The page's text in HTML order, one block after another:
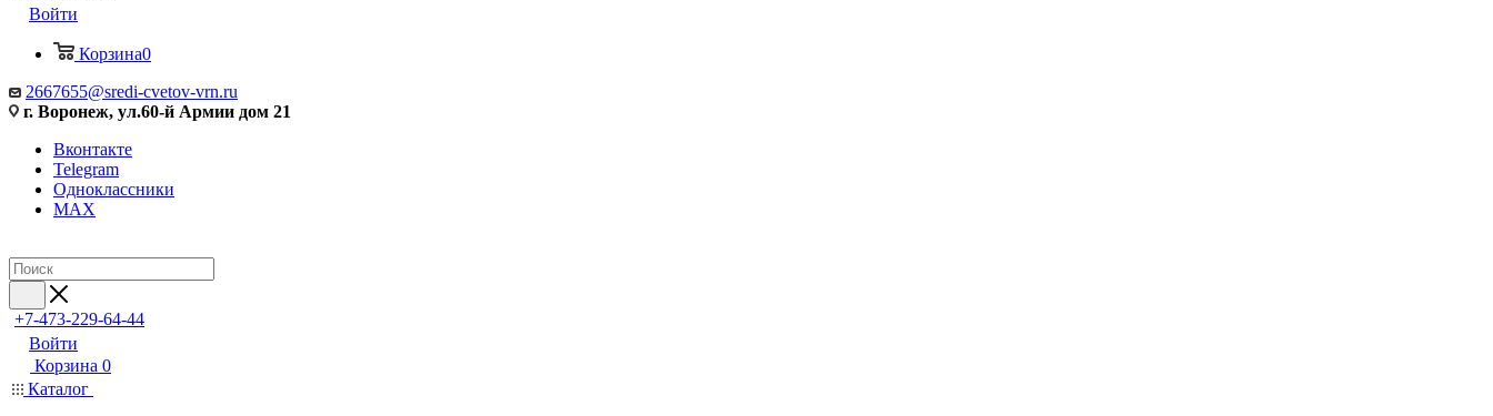
Войти
Корзина0
2667655@sredi-cvetov-vrn.ru
г. Воронеж, ул.60-й Армии дом 21
Вконтакте
Telegram
Одноклассники
MAX
+7-473-229-64-44
Войти
Корзина 0
Каталог